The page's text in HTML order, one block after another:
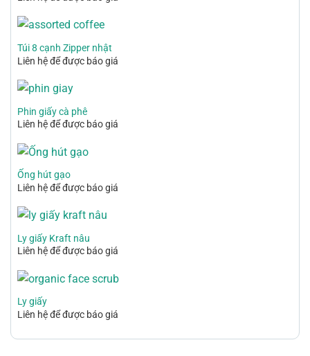
Túi 8 cạnh Zipper nhật
Liên hệ để được báo giá
Phin giấy cà phê
Liên hệ để được báo giá
Ống hút gạo
Liên hệ để được báo giá
Ly giấy Kraft nâu
Liên hệ để được báo giá
Ly giấy
Liên hệ để được báo giá